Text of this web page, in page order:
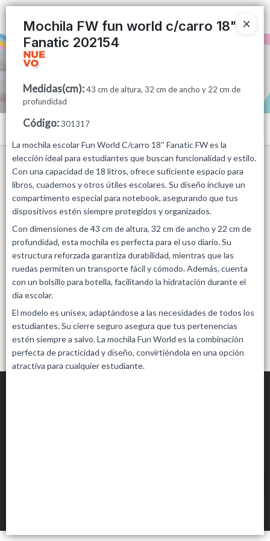
Mochila FW fun world c/carro 18"
Fanatic 202154
Medidas(cm):43 cm de altura, 32 cm de ancho y 22 cm de
profundidad
Código: 301317
La mochila escolar Fun World C/carro 18'' Fanatic FW es la
elección ideal para estudiantes que buscan funcionalidad y estilo.
Con una capacidad de 18 litros, ofrece suficiente espacio para
libros, cuadernos y otros útiles escolares. Su diseño incluye un
compartimento especial para notebook, asegurando que tus
dispositivos estén siempre protegidos y organizados.
Con dimensiones de 43 cm de altura, 32 cm de ancho y 22 cm de
profundidad, esta mochila es perfecta para el uso diario. Su
estructura reforzada garantiza durabilidad, mientras que las
ruedas permiten un transporte fácil y cómodo. Además, cuenta
con un bolsillo para botella, facilitando la hidratación durante el
día escolar.
El modelo es unisex, adaptándose a las necesidades de todos los
estudiantes. Su cierre seguro asegura que tus pertenencias
estén siempre a salvo. La mochila Fun World es la combinación
perfecta de practicidad y diseño, convirtiéndola en una opción
atractiva para cualquier estudiante.
PUNTOS DE VENTA
CONTACTO
Menú
Lista vacía